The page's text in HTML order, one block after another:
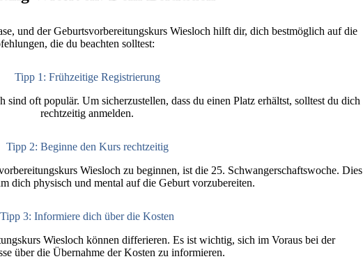
und der Geburtsvorbereitungskurs Wiesloch hilft dir, dich bestmöglich auf die
die du beachten solltest:
Tipp 1: Frühzeitige Registrierung
oft populär. Um sicherzustellen, dass du einen Platz erhältst, solltest du dich
rechtzeitig anmelden.
Tipp 2: Beginne den Kurs rechtzeitig
Wiesloch zu beginnen, ist die 25. Schwangerschaftswoche. Dies
dich physisch und mental auf die Geburt vorzubereiten.
Tipp 3: Informiere dich über die Kosten
Wiesloch können differieren. Es ist wichtig, sich im Voraus bei der
über die Übernahme der Kosten zu informieren.